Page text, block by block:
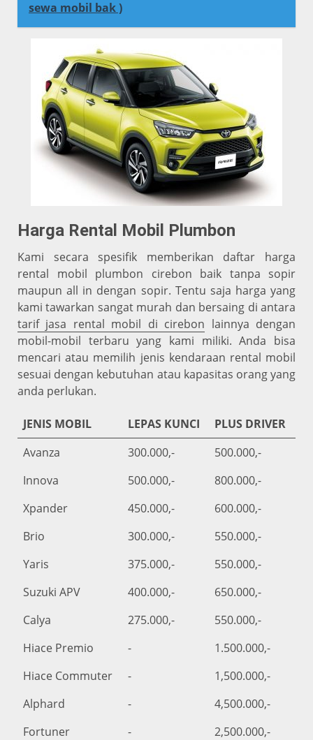
sewa mobil bak )
Harga Rental Mobil Plumbon
Kami secara spesifik memberikan daftar harga
rental mobil plumbon cirebon baik tanpa sopir
maupun all in dengan sopir. Tentu saja harga yang
kami tawarkan sangat murah dan bersaing di antara
tarif jasa rental mobil di cirebon lainnya dengan
mobil-mobil terbaru yang kami miliki. Anda bisa
mencari atau memilih jenis kendaraan rental mobil
sesuai dengan kebutuhan atau kapasitas orang yang
anda perlukan.
JENIS MOBIL LEPAS KUNCI
PLUS DRIVER
Avanza
300.000,-
500.000,-
Innova
500.000,-
800.000,-
Xpander
450.000,-
600.000,-
Brio
300.000,-
550.000,-
Yaris
375.000,-
550.000,-
Suzuki APV
400.000,-
650.000,-
Calya
275.000,-
550.000,-
Hiace Premio
-
1.500.000,-
Hiace Commuter
-
1,500.000,-
Alphard
-
4,500.000,-
Fortuner
-
2,500.000,-